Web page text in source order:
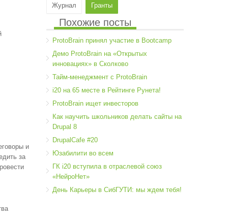
и
за
Журнал Гранты
Похожие посты
ProtoBrain принял участие в Bootcamp
Демо ProtoBrain на «Открытых
инновациях» в Сколково
Тайм-менеджмент с ProtoBrain
i20 на 65 месте в Рейтинге Рунета!
ProtoBrain ищет инвесторов
Как научить школьников делать сайты на
Drupal 8
DrupalCafe #20
Юзабилити во всем
ГК i20 вступила в отраслевой союз
«НейроНет»
День Карьеры в СибГУТИ: мы ждем тебя!